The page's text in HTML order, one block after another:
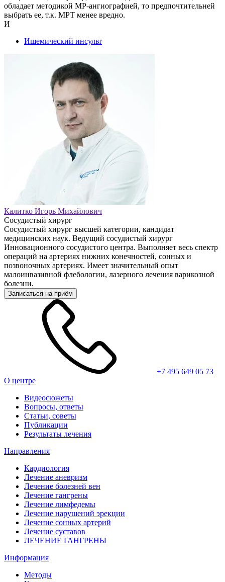
обладает методикой МР-ангиографией, то предпочтительней
выбрать ее, т.к. МРТ менее вредно.
И
Ишемический инсульт
Калитко Игорь Михайлович
Сосудистый хирург
Сосудистый хирург высшей категории, кандидат
медицинских наук. Ведущий сосудистый хирург
Инновационного сосудистого центра. Выполняет весь спектр
операций на артериях нижних конечностей, сонных и
позвоночных артериях. Имеет значительный опыт
малоинвазивной флебологии, лазерного лечения варикозной
болезни.
Записаться на приём
+7 495 649 05 73
О центре
Видеосюжеты
Вопросы, ответы
Статьи, советы
Публикации
Результаты лечения
Направления
Кардиология
Лечение аневризм
Лечение болезней вен
Лечение гангрены
Лечение лимфедемы
Лечение нарушений эрекции
Лечение сонных артерий
Лечение суставов
ЛЕЧЕНИЕ ГАНГРЕНЫ
Информация
Методы